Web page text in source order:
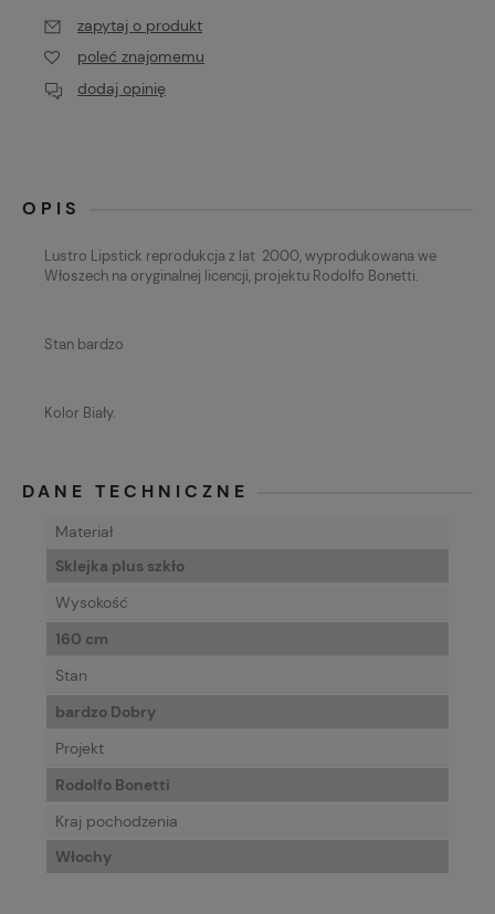
zapytaj o produkt
poleć znajomemu
dodaj opinię
OPIS
Lustro Lipstick reprodukcja z lat 2000, wyprodukowana we
Włoszech na oryginalnej licencji, projektu Rodolfo Bonetti.
Stan bardzo
Kolor Biały.
DANE TECHNICZNE
Materiał
Sklejka plus szkło
Wysokość
160 cm
Stan
bardzo Dobry
Projekt
Rodolfo Bonetti
Kraj pochodzenia
Włochy